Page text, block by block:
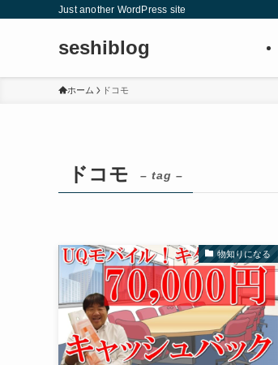
Just another WordPress site
seshiblog
ホーム ドコモ
ドコモ – tag –
物知りになる